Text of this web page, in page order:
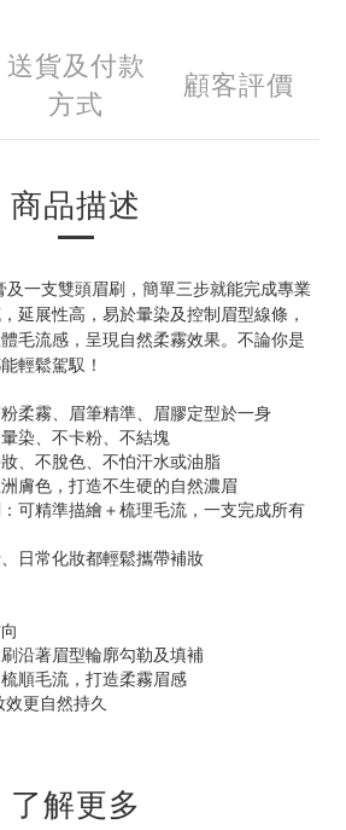
送貨及付款
方式
顧客評價
商品描述
一支雙頭眉刷，簡單三步就能完成專業
延展性高，易於暈染及控制眉型線條，
毛流感，呈現自然柔霧效果。不論你是
輕鬆駕馭！
柔霧、眉筆精準、眉膠定型於一身
染、不卡粉、不結塊
、不脫色、不怕汗水或油脂
膚色，打造不生硬的自然濃眉
可精準描繪＋梳理毛流，一支完成所有
日常化妝都輕鬆攜帶補妝
沿著眉型輪廓勾勒及填補
順毛流，打造柔霧眉感
更自然持久
了解更多